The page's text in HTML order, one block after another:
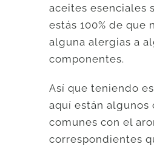
aceites esenciales
estás 100% de que
alguna alergias a
componentes.
Así que teniendo
aquí están algunos
comunes con el
correspondientes